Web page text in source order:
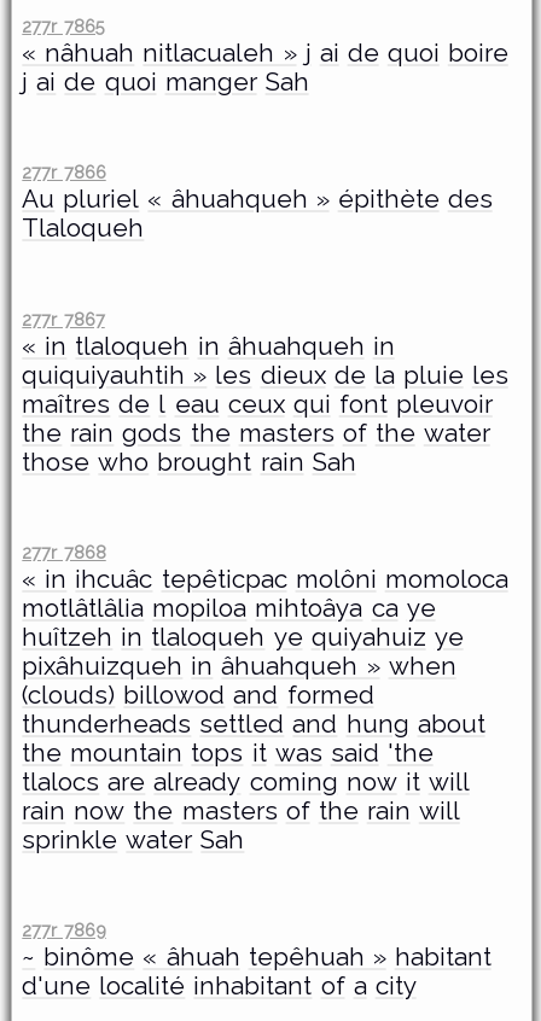
277r 7865
« nâhuah nitlacualeh » j ai de quoi boire
j ai de quoi manger Sah
277r 7866
Au pluriel « âhuahqueh » épithète des
Tlaloqueh
277r 7867
« in tlaloqueh in âhuahqueh in
quiquiyauhtih » les dieux de la pluie les
maîtres de l eau ceux qui font pleuvoir
the rain gods the masters of the water
those who brought rain Sah
277r 7868
« in ihcuâc tepêticpac molôni momoloca
motlâtlâlia mopiloa mihtoâya ca ye
huîtzeh in tlaloqueh ye quiyahuiz ye
pixâhuizqueh in âhuahqueh » when
(clouds) billowod and formed
thunderheads settled and hung about
the mountain tops it was said 'the
tlalocs are already coming now it will
rain now the masters of the rain will
sprinkle water Sah
277r 7869
~ binôme « âhuah tepêhuah » habitant
d'une localité inhabitant of a city